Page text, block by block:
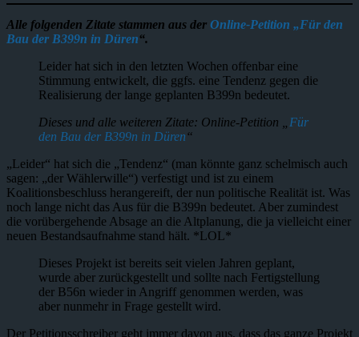
Alle folgenden Zitate stammen aus der Online-Petition „Für den
Bau der B399n in Düren“.
Leider hat sich in den letzten Wochen offenbar eine
Stimmung entwickelt, die ggfs. eine Tendenz gegen die
Realisierung der lange geplanten B399n bedeutet.
Dieses und alle weiteren Zitate: Online-Petition „ Für
den Bau der B399n in Düren“
„Leider“ hat sich die „Tendenz“ (man könnte ganz schelmisch auch
sagen: „der Wählerwille“) verfestigt und ist zu einem
Koalitionsbeschluss herangereift, der nun politische Realität ist. Was
noch lange nicht das Aus für die B399n bedeutet. Aber zumindest
die vorübergehende Absage an die Altplanung, die ja vielleicht einer
neuen Bestandsaufnahme stand hält. *LOL*
Dieses Projekt ist bereits seit vielen Jahren geplant,
wurde aber zurückgestellt und sollte nach Fertigstellung
der B56n wieder in Angriff genommen werden, was
aber nunmehr in Frage gestellt wird.
Der Petitionsschreiber geht immer davon aus, dass das ganze Projekt